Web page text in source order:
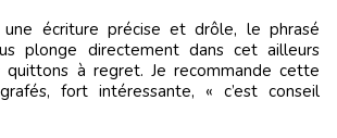
une écriture précise et drôle, le phrasé
plonge directement dans cet ailleurs
quittons à regret. Je recommande cette
fort intéressante, « c’est conseil